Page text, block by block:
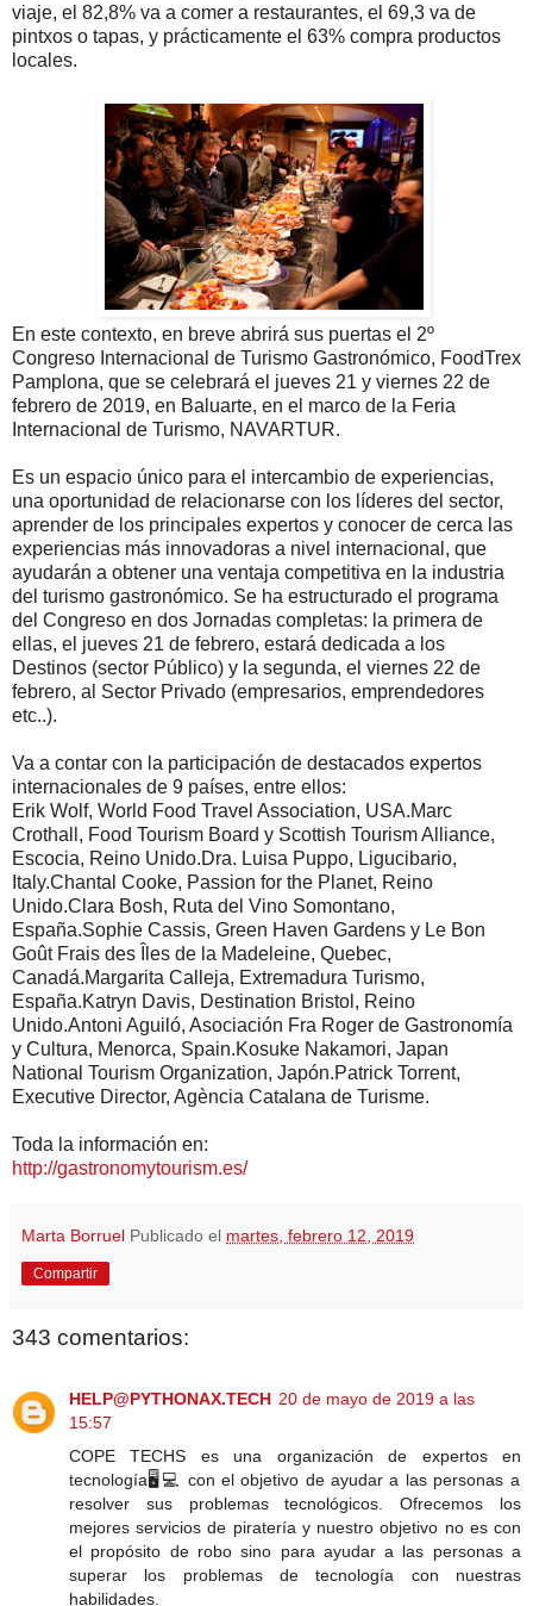
viaje, el 82,8% va a comer a restaurantes, el 69,3 va de
pintxos o tapas, y prácticamente el 63% compra productos
locales.
En este contexto, en breve abrirá sus puertas el 2º
Congreso Internacional de Turismo Gastronómico, FoodTrex
Pamplona, que se celebrará el jueves 21 y viernes 22 de
febrero de 2019, en Baluarte, en el marco de la Feria
Internacional de Turismo, NAVARTUR.
Es un espacio único para el intercambio de experiencias,
una oportunidad de relacionarse con los líderes del sector,
aprender de los principales expertos y conocer de cerca las
experiencias más innovadoras a nivel internacional, que
ayudarán a obtener una ventaja competitiva en la industria
del turismo gastronómico. Se ha estructurado el programa
del Congreso en dos Jornadas completas: la primera de
ellas, el jueves 21 de febrero, estará dedicada a los
Destinos (sector Público) y la segunda, el viernes 22 de
febrero, al Sector Privado (empresarios, emprendedores
etc..).
Va a contar con la participación de destacados expertos
internacionales de 9 países, entre ellos:
Erik Wolf, World Food Travel Association, USA.Marc
Crothall, Food Tourism Board y Scottish Tourism Alliance,
Escocia, Reino Unido.Dra. Luisa Puppo, Ligucibario,
Italy.Chantal Cooke, Passion for the Planet, Reino
Unido.Clara Bosh, Ruta del Vino Somontano,
España.Sophie Cassis, Green Haven Gardens y Le Bon
Goût Frais des Îles de la Madeleine, Quebec,
Canadá.Margarita Calleja, Extremadura Turismo,
España.Katryn Davis, Destination Bristol, Reino
Unido.Antoni Aguiló, Asociación Fra Roger de Gastronomía
y Cultura, Menorca, Spain.Kosuke Nakamori, Japan
National Tourism Organization, Japón.Patrick Torrent,
Executive Director, Agència Catalana de Turisme.
Toda la información en:
http://gastronomytourism.es/
Marta Borruel Publicado el martes, febrero 12, 2019
Compartir
343 comentarios:
HELP@PYTHONAX.TECH 20 de mayo de 2019 a las
15:57
COPE TECHS es una organización de expertos en
tecnología🖥️💻 con el objetivo de ayudar a las personas a
resolver sus problemas tecnológicos. Ofrecemos los
mejores servicios de piratería y nuestro objetivo no es con
el propósito de robo sino para ayudar a las personas a
superar los problemas de tecnología con nuestras
habilidades.